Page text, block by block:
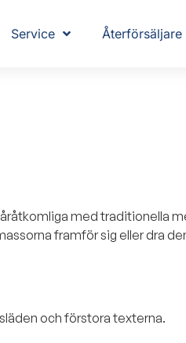
Service Återförsäljare
med traditionella
framför sig eller dra
och förstora texterna.